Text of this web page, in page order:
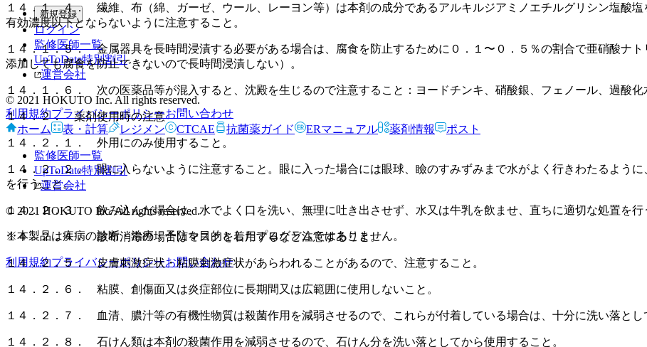
１４．１．４． 繊維、布（綿、ガーゼ、ウール、レーヨン等）は本剤の成分であるアルキルジアミノエチルグリシン塩酸
有効濃度以下とならないように注意すること。
１４．１．５． 金属器具を長時間浸漬する必要がある場合は、腐食を防止するために０．１〜０．５％の割合で亜硝酸ナ
添加しても腐食を防止できないので長時間浸漬しない）。
１４．１．６． 次の医薬品等が混入すると、沈殿を生じるので注意すること：ヨードチンキ、硝酸銀、フェノール、過酸化
１４．２． 薬剤使用時の注意
１４．２．１． 外用にのみ使用すること。
１４．２．２． 眼に入らないように注意すること。眼に入った場合には眼球、瞼のすみずみまで水がよく行きわたるよう
を行うこと。
１４．２．３． 飲み込んだ場合は、水でよく口を洗い、無理に吐き出させず、水又は牛乳を飲ませ、直ちに適切な処置を行
１４．２．４． 散布消毒の場合はマスクを着用するなど注意すること。
１４．２．５． 皮膚刺激症状・粘膜刺激症状があらわれることがあるので、注意すること。
１４．２．６． 粘膜、創傷面又は炎症部位に長期間又は広範囲に使用しないこと。
１４．２．７． 血清、膿汁等の有機性物質は殺菌作用を減弱させるので、これらが付着している場合は、十分に洗い落とし
１４．２．８． 石けん類は本剤の殺菌作用を減弱させるので、石けん分を洗い落としてから使用すること。
新規登録
ログイン
監修医師一覧
UpToDate特別割引
運営会社
© 2021 HOKUTO Inc. All rights reserved.
利用規約プライバシーポリシーお問い合わせ
ホーム
表・計算 レジメン CTCAE 抗菌薬ガイド ERマニュアル 薬剤情報 ポスト
監修医師一覧
UpToDate特別割引
運営会社
© 2021 HOKUTO Inc. All rights reserved.
※本製品は疾病の診断・治療・予防を目的としたプログラムではありません。
利用規約プライバシーポリシーお問い合わせ